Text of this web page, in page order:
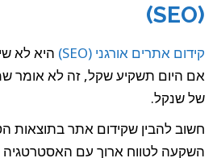
(SEO)
קידום אתרים אורגני (SEO)
היא לא
אם היום תשקיע שקל, זה לא אומר
של שנקל.
חשוב להבין שקידום אתר בתוצאות
השקעה לטווח ארוך עם האסטרטגיה